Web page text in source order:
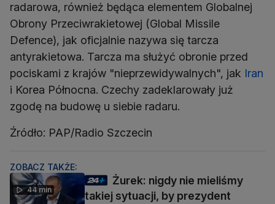
radarowa, również będąca elementem Globalnej
Obrony Przeciwrakietowej (Global Missile
Defence), jak oficjalnie nazywa się tarcza
antyrakietowa. Tarcza ma służyć obronie przed
pociskami z krajów "nieprzewidywalnych", jak Iran
i Korea Północna. Czechy zadeklarowały już
zgodę na budowę u siebie radaru.
Źródło: PAP/Radio Szczecin
ZOBACZ TAKŻE:
44 min
Żurek: nigdy nie mieliśmy
takiej sytuacji, by prezydent